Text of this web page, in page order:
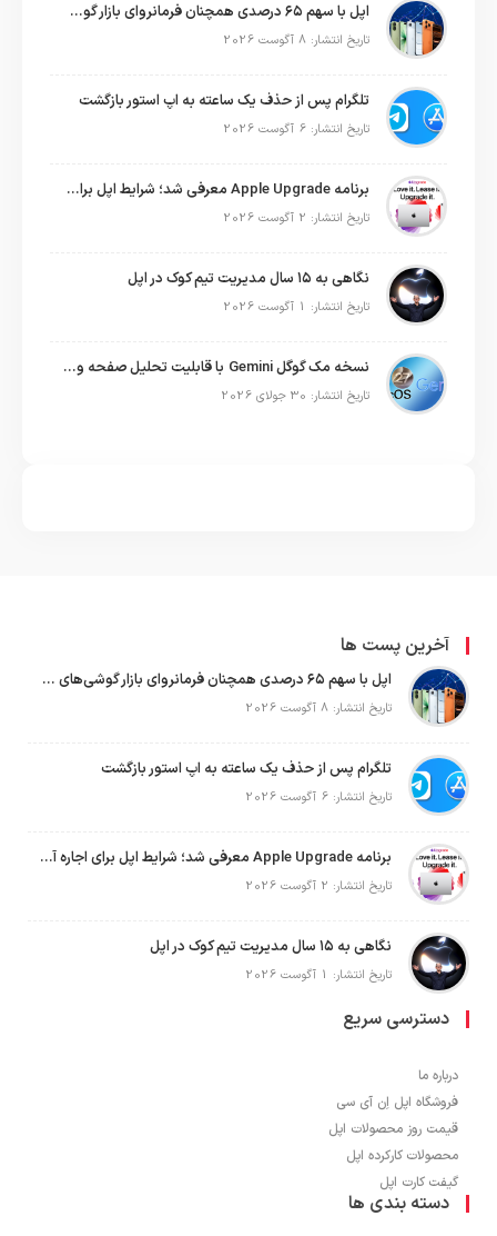
اپل با سهم ۶۵ درصدی همچنان فرمانروای بازار گوشی‌های پریمیوم جهان است
تاریخ انتشار: 8 آگوست 2026
تلگرام پس از حذف یک ساعته به اپ استور بازگشت
تاریخ انتشار: 6 آگوست 2026
برنامه Apple Upgrade معرفی شد؛ شرایط اپل برای اجاره آیفون، آیپد، مک و اپل واچ
تاریخ انتشار: 2 آگوست 2026
نگاهی به ۱۵ سال مدیریت تیم کوک در اپل
تاریخ انتشار: 1 آگوست 2026
نسخه مک گوگل Gemini با قابلیت تحلیل صفحه و دستورات صوتی در به‌روزرسانی جدید
تاریخ انتشار: 30 جولای 2026
آخرین پست ها
اپل با سهم ۶۵ درصدی همچنان فرمانروای بازار گوشی‌های پریمیوم جهان است
تاریخ انتشار: 8 آگوست 2026
تلگرام پس از حذف یک ساعته به اپ استور بازگشت
تاریخ انتشار: 6 آگوست 2026
برنامه Apple Upgrade معرفی شد؛ شرایط اپل برای اجاره آیفون، آیپد، مک و اپل واچ
تاریخ انتشار: 2 آگوست 2026
نگاهی به ۱۵ سال مدیریت تیم کوک در اپل
تاریخ انتشار: 1 آگوست 2026
دسترسی سریع
درباره ما
فروشگاه اپل اِن آی سی
قیمت روز محصولات اپل
محصولات کارکرده اپل
گیفت کارت اپل
دسته بندی ها